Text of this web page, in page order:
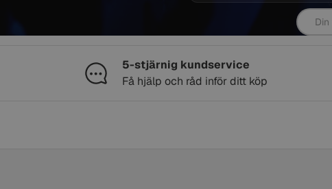
E-post
5-stjärnig kundservice
Få hjälp och råd inför ditt köp